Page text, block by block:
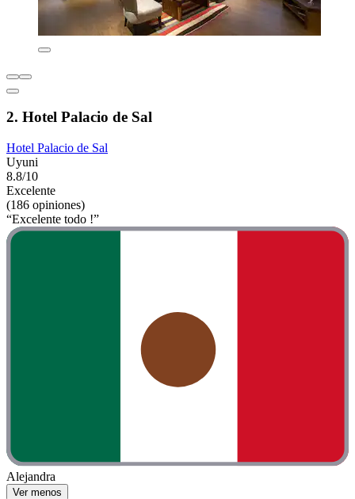
2. Hotel Palacio de Sal
Hotel Palacio de Sal
Uyuni
8.8/10
Excelente
(186 opiniones)
“Excelente todo !”
Alejandra
Ver menos